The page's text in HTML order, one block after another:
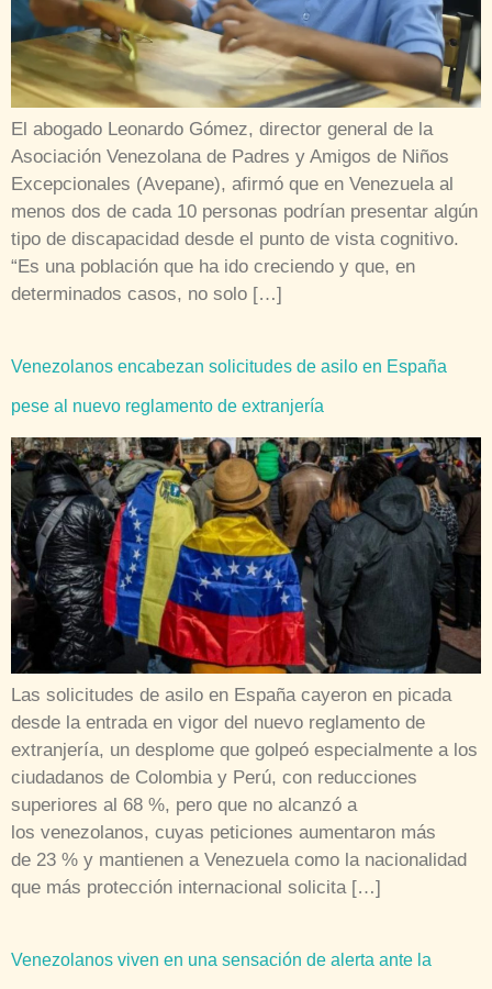
El abogado Leonardo Gómez, director general de la
Asociación Venezolana de Padres y Amigos de Niños
Excepcionales (Avepane), afirmó que en Venezuela al
menos dos de cada 10 personas podrían presentar algún
tipo de discapacidad desde el punto de vista cognitivo.
“Es una población que ha ido creciendo y que, en
determinados casos, no solo […]
Venezolanos encabezan solicitudes de asilo en España
pese al nuevo reglamento de extranjería
Las solicitudes de asilo en España cayeron en picada
desde la entrada en vigor del nuevo reglamento de
extranjería, un desplome que golpeó especialmente a los
ciudadanos de Colombia y Perú, con reducciones
superiores al 68 %, pero que no alcanzó a
los venezolanos, cuyas peticiones aumentaron más
de 23 % y mantienen a Venezuela como la nacionalidad
que más protección internacional solicita […]
Venezolanos viven en una sensación de alerta ante la